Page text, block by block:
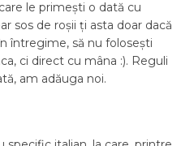
le primești o dată cu
sos de roșii ți asta doar dacă
întregime, să nu folosești
ci direct cu mâna :). Reguli
am adăuga noi.